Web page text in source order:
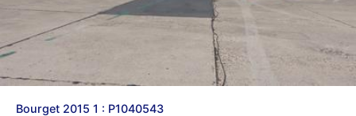
Bourget 2015 1 : P1040543